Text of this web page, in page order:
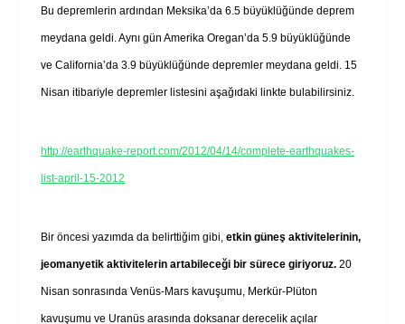
Bu depremlerin ardından Meksika’da 6.5 büyüklüğünde deprem
meydana geldi. Aynı gün Amerika Oregan’da 5.9 büyüklüğünde
ve California’da 3.9 büyüklüğünde depremler meydana geldi. 15
Nisan itibariyle depremler listesini aşağıdaki linkte bulabilirsiniz.
http://earthquake-report.com/2012/04/14/complete-earthquakes-
list-april-15-2012
Bir öncesi yazımda da belirttiğim gibi, etkin güneş aktivitelerinin,
jeomanyetik aktivitelerin artabileceği bir sürece giriyoruz. 20
Nisan sonrasında Venüs-Mars kavuşumu, Merkür-Plüton
kavuşumu ve Uranüs arasında doksanar derecelik açılar